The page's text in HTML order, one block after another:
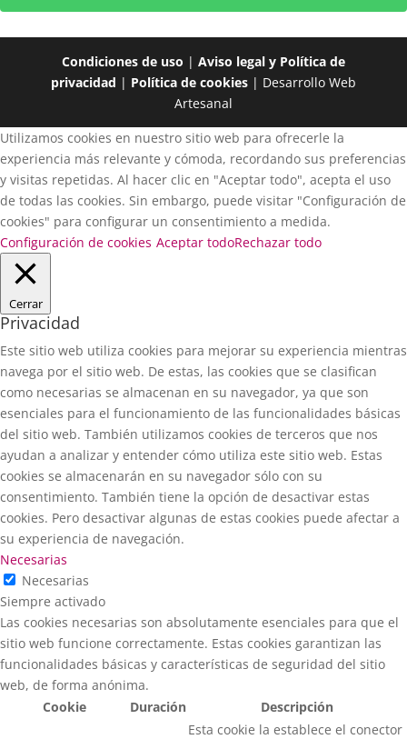
Condiciones de uso | Aviso legal y Política de
privacidad | Política de cookies| Desarrollo Web
Artesanal
Utilizamos cookies en nuestro sitio web para ofrecerle la
experiencia más relevante y cómoda, recordando sus preferencias
y visitas repetidas. Al hacer clic en "Aceptar todo", acepta el uso
de todas las cookies. Sin embargo, puede visitar "Configuración de
cookies" para configurar un consentimiento a medida.
Configuración de cookies Aceptar todoRechazar todo
Cerrar
Privacidad
Este sitio web utiliza cookies para mejorar su experiencia mientras
navega por el sitio web. De estas, las cookies que se clasifican
como necesarias se almacenan en su navegador, ya que son
esenciales para el funcionamiento de las funcionalidades básicas
del sitio web. También utilizamos cookies de terceros que nos
ayudan a analizar y entender cómo utiliza este sitio web. Estas
cookies se almacenarán en su navegador sólo con su
consentimiento. También tiene la opción de desactivar estas
cookies. Pero desactivar algunas de estas cookies puede afectar a
su experiencia de navegación.
Necesarias
Necesarias
Siempre activado
Las cookies necesarias son absolutamente esenciales para que el
sitio web funcione correctamente. Estas cookies garantizan las
funcionalidades básicas y características de seguridad del sitio
web, de forma anónima.
Cookie
Duración Descripción
Esta cookie la establece el conector